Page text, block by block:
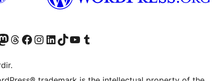
edin
hesabımızı ziyaret edin
Threads hesabımızı ziyaret edinFacebook sayfamızı ziyaret edinInstagram hesabımızı ziyaret edinLinkedIn hesabımızı ziyaret edinTikTok hesabımızı ziyaret edinYouTube kanalımızı ziyaret edinTumblr hesabımızı ziyaret edin